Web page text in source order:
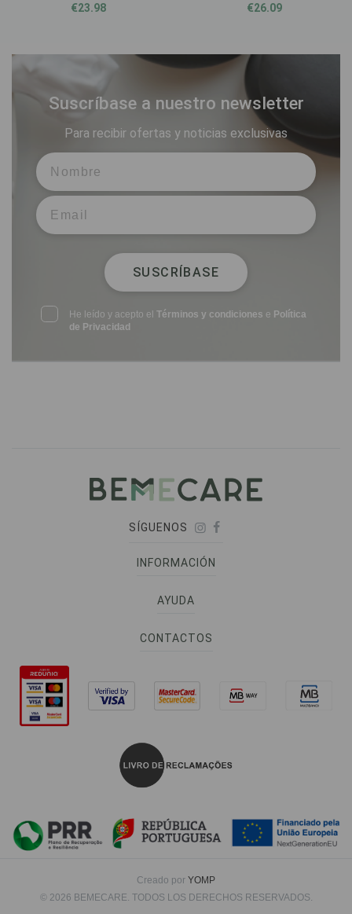
€23.98 €26.09
Suscríbase a nuestro newsletter
Para recibir ofertas y noticias exclusivas
SUSCRÍBASE
He leído y acepto elTérminos y condiciones e Política
de Privacidad
SÍGUENOS
INFORMACIÓN
AYUDA
CONTACTOS
Creado por YOMP
© 2026 BEMECARE. TODOS LOS DERECHOS RESERVADOS.